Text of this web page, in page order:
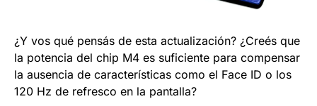
¿Y vos qué pensás de esta actualización? ¿Creés que
la potencia del chip M4 es suficiente para compensar
la ausencia de características como el Face ID o los
120 Hz de refresco en la pantalla?